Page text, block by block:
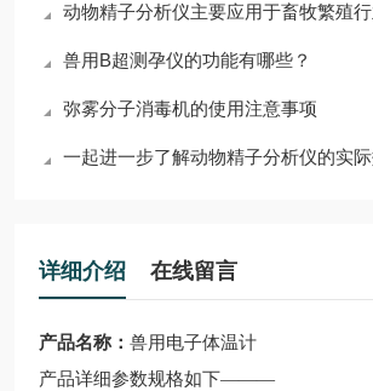
动物精子分析仪主要应用于畜牧繁殖
兽用B超测孕仪的功能有哪些？
弥雾分子消毒机的使用注意事项
一起进一步了解动物精子分析仪的实
详细介绍 在线留言
产品名称： 兽用电子体温计
产品详细参数规格如下———